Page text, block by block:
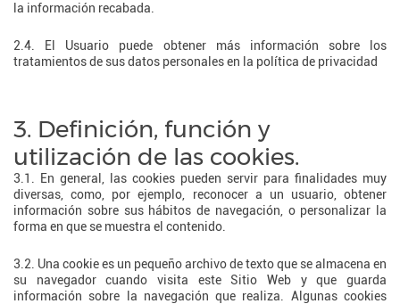
la información recabada.
2.4. El Usuario puede obtener más información sobre los
tratamientos de sus datos personales en la política de privacidad
3. Definición, función y
utilización de las cookies.
3.1. En general, las cookies pueden servir para finalidades muy
diversas, como, por ejemplo, reconocer a un usuario, obtener
información sobre sus hábitos de navegación, o personalizar la
forma en que se muestra el contenido.
3.2. Una cookie es un pequeño archivo de texto que se almacena en
su navegador cuando visita este Sitio Web y que guarda
información sobre la navegación que realiza. Algunas cookies